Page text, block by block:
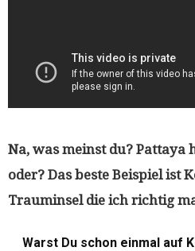
Na, was meinst du? Pattaya
oder? Das beste Beispiel ist
Trauminsel die ich richtig
Warst Du schon einmal auf